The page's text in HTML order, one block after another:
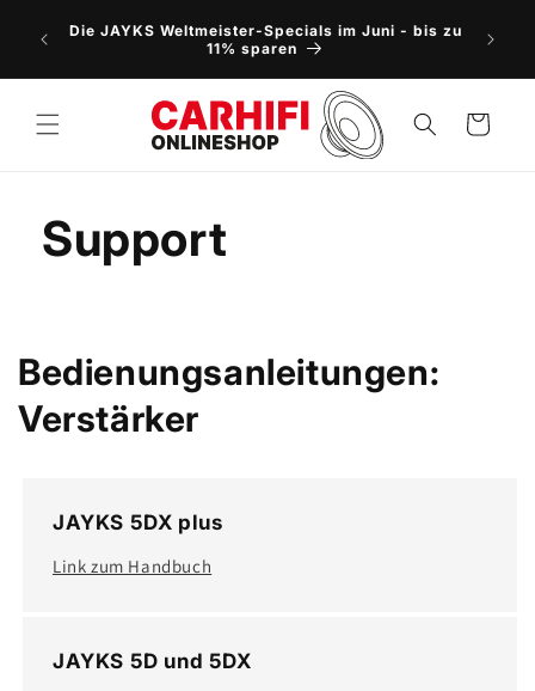
Inhalt
Die JAYKS Weltmeister-Specials im Juni - bis zu
11% sparen
Warenkorb
Support
Bedienungsanleitungen:
Verstärker
JAYKS 5DX plus
Link zum Handbuch
JAYKS 5D und 5DX